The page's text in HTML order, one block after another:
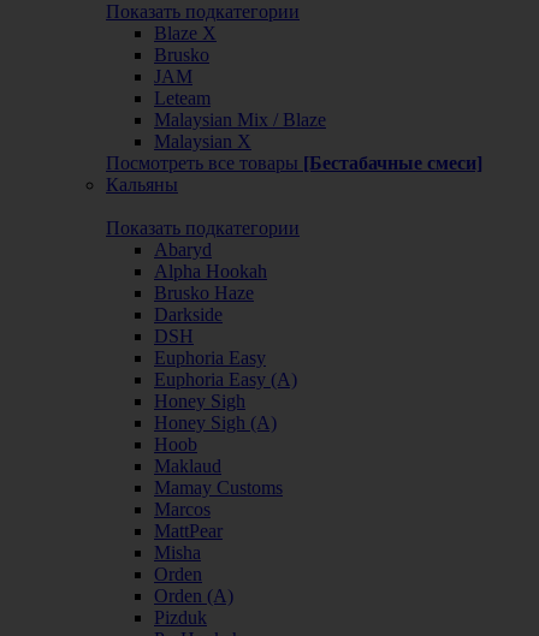
Показать подкатегории
Blaze X
Brusko
JAM
Leteam
Malaysian Mix / Blaze
Malaysian X
Посмотреть все товары [Бестабачные смеси]
Кальяны
Показать подкатегории
Abaryd
Alpha Hookah
Brusko Haze
Darkside
DSH
Euphoria Easy
Euphoria Easy (А)
Honey Sigh
Honey Sigh (А)
Hoob
Maklaud
Mamay Customs
Marcos
MattPear
Misha
Orden
Orden (А)
Pizduk